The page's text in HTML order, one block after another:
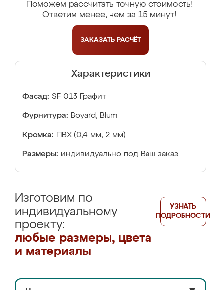
Поможем рассчитать точную стоимость!
Ответим менее, чем за 15 минут!
ЗАКАЗАТЬ РАСЧЁТ
Характеристики
Фасад: SF 013 Графит
Фурнитура: Boyard, Blum
Кромка: ПВХ (0,4 мм, 2 мм)
Размеры: индивидуально под Ваш заказ
Изготовим по
индивидуальному
проекту:
любые размеры, цвета
и материалы
УЗНАТЬ
ПОДРОБНОСТИ